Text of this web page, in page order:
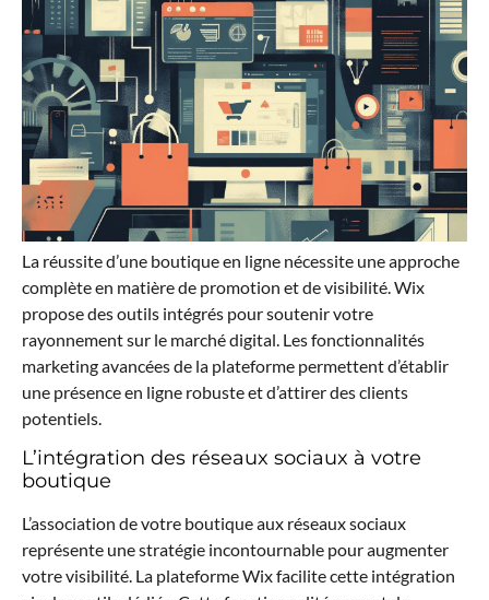
La réussite d’une boutique en ligne nécessite une approche
complète en matière de promotion et de visibilité. Wix
propose des outils intégrés pour soutenir votre
rayonnement sur le marché digital. Les fonctionnalités
marketing avancées de la plateforme permettent d’établir
une présence en ligne robuste et d’attirer des clients
potentiels.
L’intégration des réseaux sociaux à votre
boutique
L’association de votre boutique aux réseaux sociaux
représente une stratégie incontournable pour augmenter
votre visibilité. La plateforme Wix facilite cette intégration